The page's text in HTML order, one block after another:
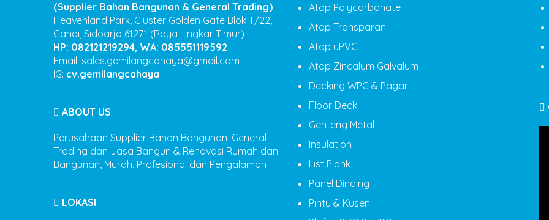
| HP/WA: 08555111959...
HARGA PLAFON
HARGA TURBINE
(Supplier Bahan Bangunan & General Trading)
Heavenland Park, Cluster Golden Gate Blok T/22,
Candi, Sidoarjo 61271 (Raya Lingkar Timur)
HP: 082121219294, WA: 085551119592
Email: sales.gemilangcahaya@gmail.com
IG: cv.gemilangcahaya
ABOUT US
Perusahaan Supplier Bahan Bangunan, General
Trading dan Jasa Bangun & Renovasi Rumah dan
Bangunan, Murah, Profesional dan Pengalaman
LOKASI
Atap Polycarbonate
Atap Transparan
Atap uPVC
Atap Zincalum Galvalum
Decking WPC & Pagar
Floor Deck
Genteng Metal
Insulation
List Plank
Panel Dinding
Pintu & Kusen